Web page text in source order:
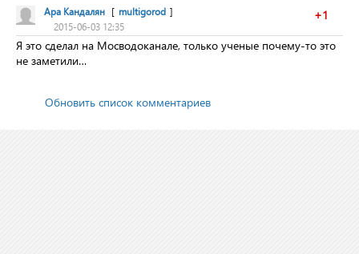
+1
Ара Кандалян [ multigorod ]
2015-06-03 12:35
Я это сделал на Мосводоканале, только ученые почему-то это
не заметили…
Обновить список комментариев